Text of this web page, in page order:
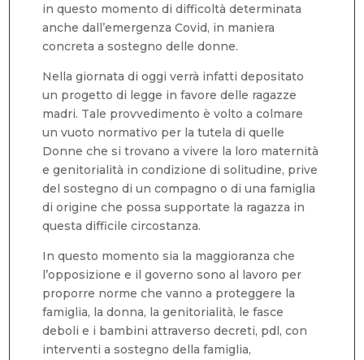
in questo momento di difficoltà determinata
anche dall’emergenza Covid, in maniera
concreta a sostegno delle donne.
Nella giornata di oggi verrà infatti depositato
un progetto di legge in favore delle ragazze
madri. Tale provvedimento è volto a colmare
un vuoto normativo per la tutela di quelle
Donne che si trovano a vivere la loro maternità
e genitorialità in condizione di solitudine, prive
del sostegno di un compagno o di una famiglia
di origine che possa supportate la ragazza in
questa difficile circostanza.
In questo momento sia la maggioranza che
l’opposizione e il governo sono al lavoro per
proporre norme che vanno a proteggere la
famiglia, la donna, la genitorialità, le fasce
deboli e i bambini attraverso decreti, pdl, con
interventi a sostegno della famiglia,